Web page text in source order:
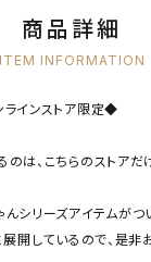
商品詳細
ITEM INFORMATION
インストア限定◆
は、こちらのストアだ
シリーズアイテムがつ
開しているので、是非